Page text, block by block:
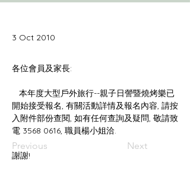
3 Oct 2010
Previous Next
開始接受報名, 有關活動詳情及報名內容, 請按
入附件部份查閱, 如有任何查詢及疑問, 敬請致